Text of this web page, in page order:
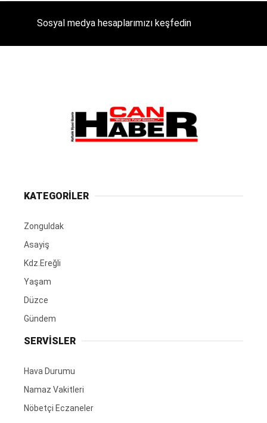
Sosyal medya hesaplarımızı keşfedin
KATEGORİLER
Zonguldak
Asayiş
Kdz.Ereğli
Yaşam
Düzce
Gündem
SERVİSLER
Hava Durumu
Namaz Vakitleri
Nöbetçi Eczaneler